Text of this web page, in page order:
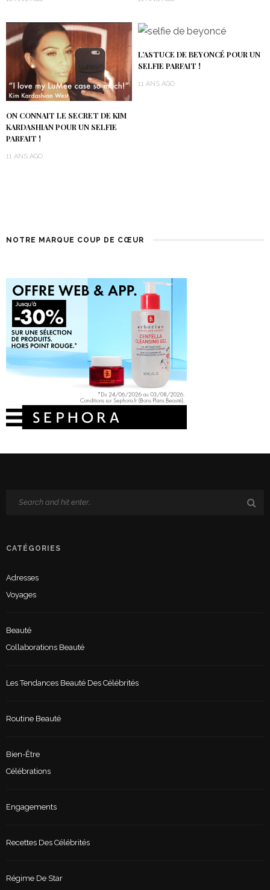
ON CONNAIT LE SECRET DE KIM
KARDASHIAN POUR UN SELFIE
PARFAIT !
11 ANS AGO
L’ASTUCE DE BEYONCÉ POUR UN
SELFIE PARFAIT !
11 ANS AGO
NOTRE MARQUE COUP DE CŒUR
CATÉGORIES
Adresses
Voyages
Beauté
Collaborations Beauté
Les Tendances Beauté Des Célébrités
Routine Beauté
Bien-Être
Célébrations
Engagements
Recettes Des Célébrités
Régime De Star